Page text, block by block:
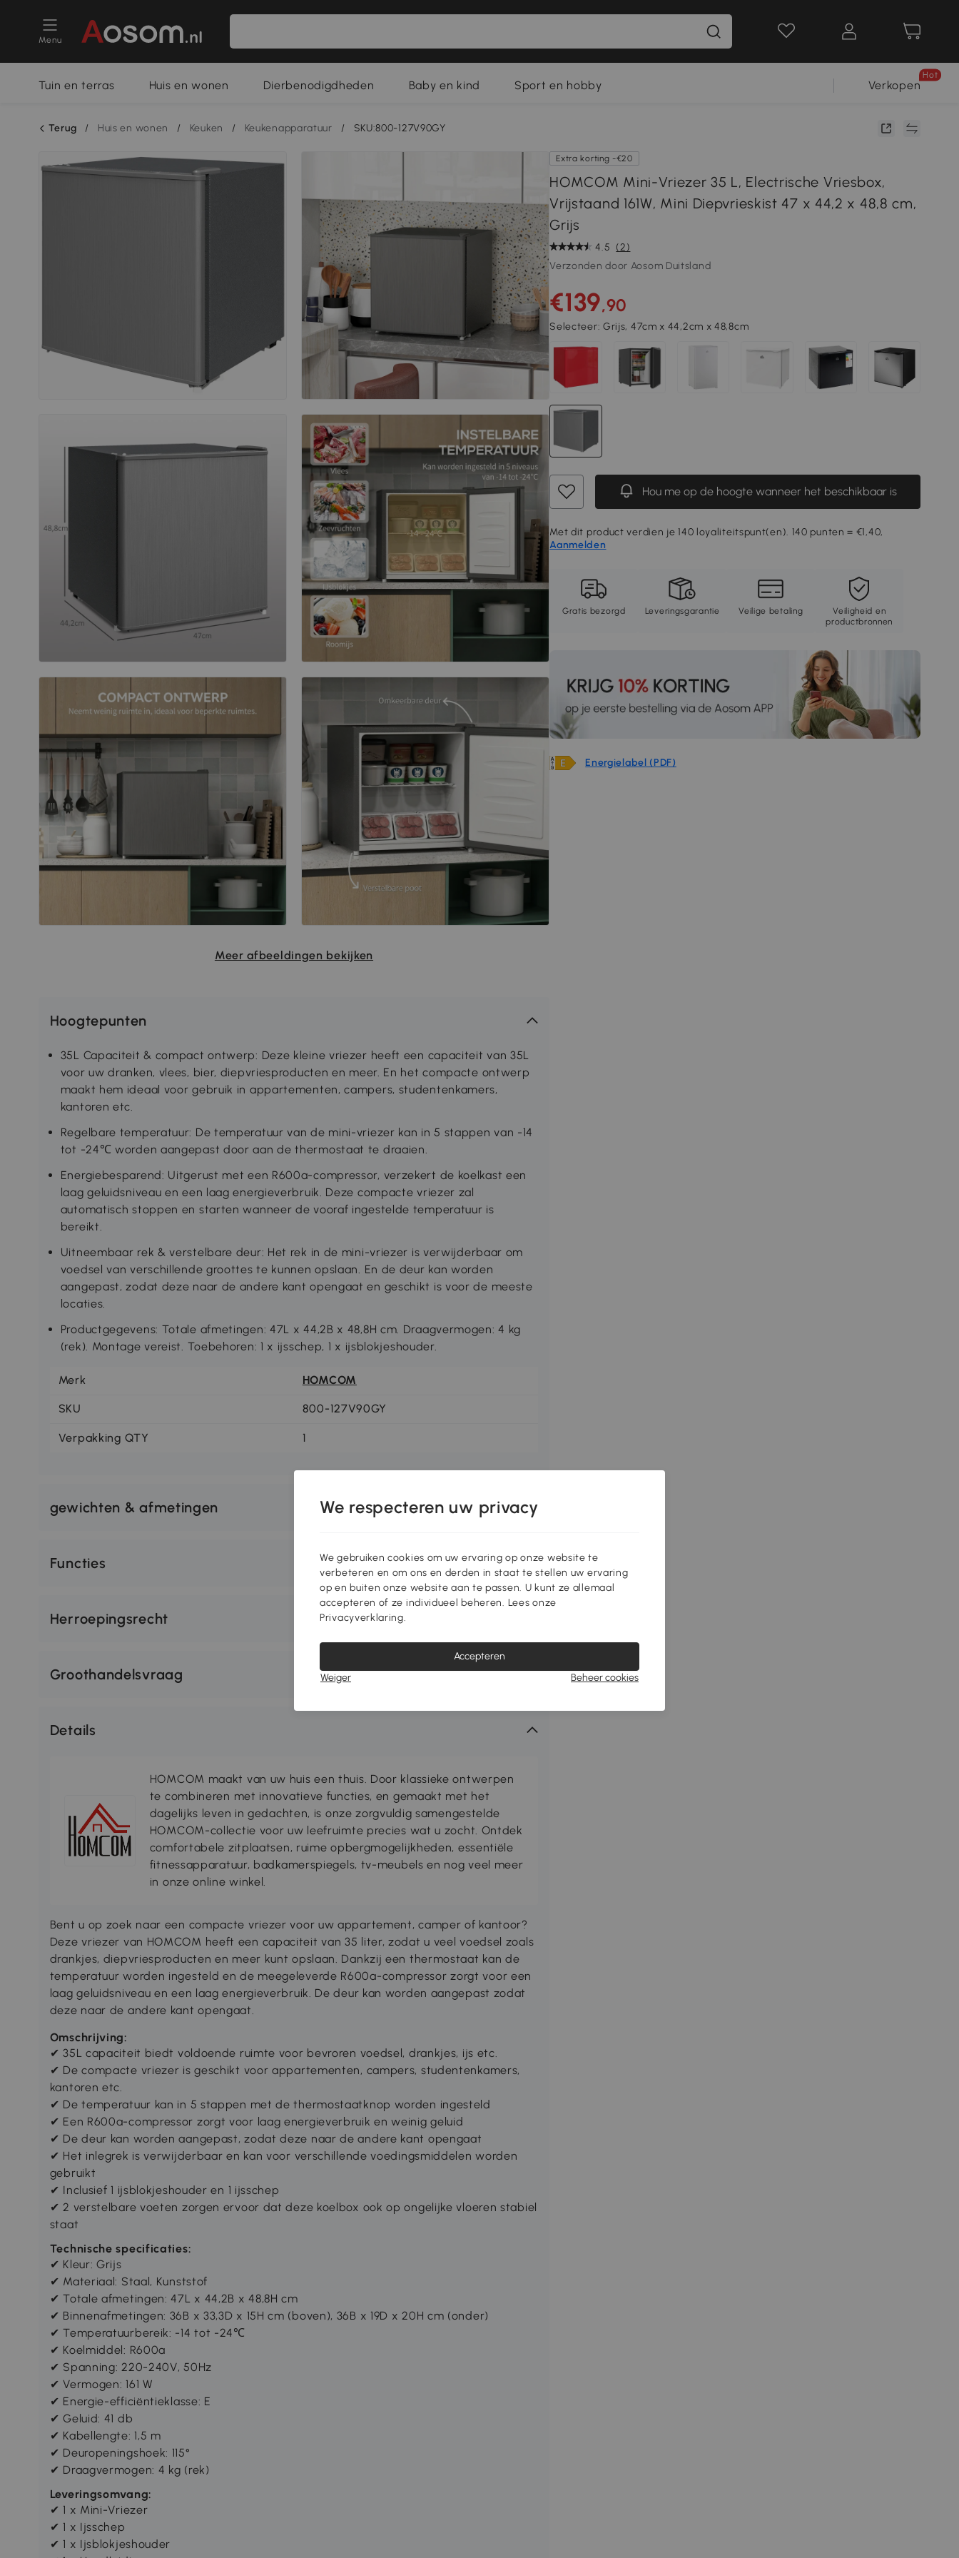
Menu
Tuin en terras Huis en wonen Dierbenodigdheden Baby en kind Sport en hobby Verkopen
Hot
Terug / Huis en wonen / Keuken / Keukenapparatuur / SKU:800-127V90GY
Meer afbeeldingen bekijken
Hoogtepunten
35L Capaciteit & compact ontwerp: Deze kleine vriezer heeft een capaciteit van 35L
voor uw dranken, vlees, bier, diepvriesproducten en meer. En het compacte ontwerp
maakt hem ideaal voor gebruik in appartementen, campers, studentenkamers,
kantoren etc.
Regelbare temperatuur: De temperatuur van de mini-vriezer kan in 5 stappen van -14
tot -24℃ worden aangepast door aan de thermostaat te draaien.
Energiebesparend: Uitgerust met een R600a-compressor, verzekert de koelkast een
laag geluidsniveau en een laag energieverbruik. Deze compacte vriezer zal
automatisch stoppen en starten wanneer de vooraf ingestelde temperatuur is
bereikt.
Uitneembaar rek & verstelbare deur: Het rek in de mini-vriezer is verwijderbaar om
voedsel van verschillende groottes te kunnen opslaan. En de deur kan worden
aangepast, zodat deze naar de andere kant opengaat en geschikt is voor de meeste
locaties.
Productgegevens: Totale afmetingen: 47L x 44,2B x 48,8H cm. Draagvermogen: 4 kg
(rek). Montage vereist. Toebehoren: 1 x ijsschep, 1 x ijsblokjeshouder.
Merk HOMCOM
SKU 800-127V90GY
Verpakking QTY 1
gewichten & afmetingen
Functies
Herroepingsrecht
Groothandelsvraag
Details
HOMCOM maakt van uw huis een thuis. Door klassieke ontwerpen
te combineren met innovatieve functies, en gemaakt met het
dagelijks leven in gedachten, is onze zorgvuldig samengestelde
HOMCOM-collectie voor uw leefruimte precies wat u zocht. Ontdek
comfortabele zitplaatsen, ruime opbergmogelijkheden, essentiële
fitnessapparatuur, badkamerspiegels, tv-meubels en nog veel meer
in onze online winkel.
Bent u op zoek naar een compacte vriezer voor uw appartement, camper of kantoor?
Deze vriezer van HOMCOM heeft een capaciteit van 35 liter, zodat u veel voedsel zoals
drankjes, diepvriesproducten en meer kunt opslaan. Dankzij een thermostaat kan de
temperatuur worden ingesteld en de meegeleverde R600a-compressor zorgt voor een
laag geluidsniveau en een laag energieverbruik. De deur kan worden aangepast zodat
deze naar de andere kant opengaat.
Omschrijving:
✔ 35L capaciteit biedt voldoende ruimte voor bevroren voedsel, drankjes, ijs etc.
✔ De compacte vriezer is geschikt voor appartementen, campers, studentenkamers,
kantoren etc.
✔ De temperatuur kan in 5 stappen met de thermostaatknop worden ingesteld
✔ Een R600a-compressor zorgt voor laag energieverbruik en weinig geluid
✔ De deur kan worden aangepast, zodat deze naar de andere kant opengaat
✔ Het inlegrek is verwijderbaar en kan voor verschillende voedingsmiddelen worden
gebruikt
✔ Inclusief 1 ijsblokjeshouder en 1 ijsschep
✔ 2 verstelbare voeten zorgen ervoor dat deze koelbox ook op ongelijke vloeren stabiel
staat
Technische specificaties:
✔ Kleur: Grijs
✔ Materiaal: Staal, Kunststof
✔ Totale afmetingen: 47L x 44,2B x 48,8H cm
✔ Binnenafmetingen: 36B x 33,3D x 15H cm (boven), 36B x 19D x 20H cm (onder)
✔ Temperatuurbereik: -14 tot -24℃
✔ Koelmiddel: R600a
✔ Spanning: 220-240V, 50Hz
✔ Vermogen: 161 W
✔ Energie-efficiëntieklasse: E
✔ Geluid: 41 db
✔ Kabellengte: 1,5 m
✔ Deuropeningshoek: 115°
✔ Draagvermogen: 4 kg (rek)
Leveringsomvang:
✔ 1 x Mini-Vriezer
✔ 1 x Ijsschep
✔ 1 x Ijsblokjeshouder
Extra korting -€20
HOMCOM Mini-Vriezer 35 L, Electrische Vriesbox,
Vrijstaand 161W, Mini Diepvrieskist 47 x 44,2 x 48,8 cm,
Grijs
4.5 (2)
Verzonden door Aosom Duitsland
€139,90
Selecteer: Grijs, 47cm x 44,2cm x 48,8cm
Hou me op de hoogte wanneer het beschikbaar is
Met dit product verdien je 140 loyaliteitspunt(en). 140 punten = €1,40,
Aanmelden
Gratis bezorgd Leveringsgarantie Veilige betaling
Veiligheid en
productbronnen
Energielabel (PDF)
We respecteren uw privacy
We gebruiken cookies om uw ervaring op onze website te
verbeteren en om ons en derden in staat te stellen uw ervaring
op en buiten onze website aan te passen. U kunt ze allemaal
accepteren of ze individueel beheren. Lees onze
Privacyverklaring.
Accepteren
Weiger
Beheer cookies